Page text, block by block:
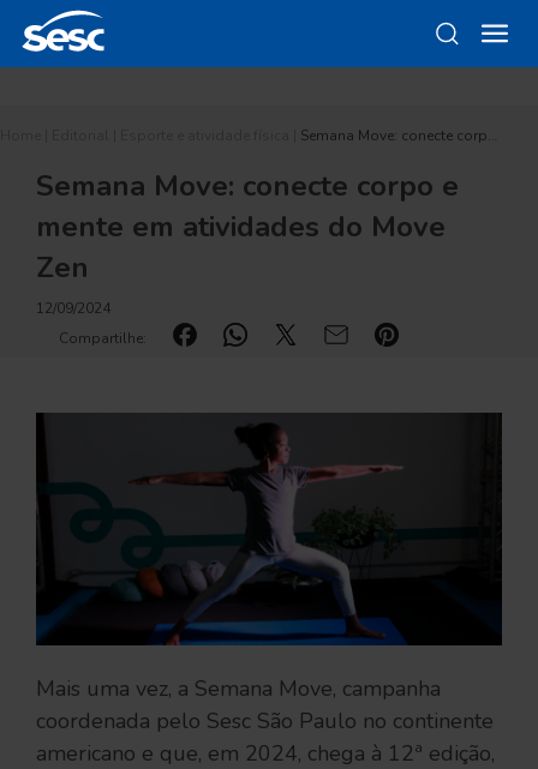
Semana Move: conecte corp…
Semana Move: conecte corpo e
mente em atividades do Move
Zen
12/09/2024
Compartilhe:
Mais uma vez, a Semana Move, campanha
coordenada pelo Sesc São Paulo no continente
americano e que, em 2024, chega à 12ª edição,